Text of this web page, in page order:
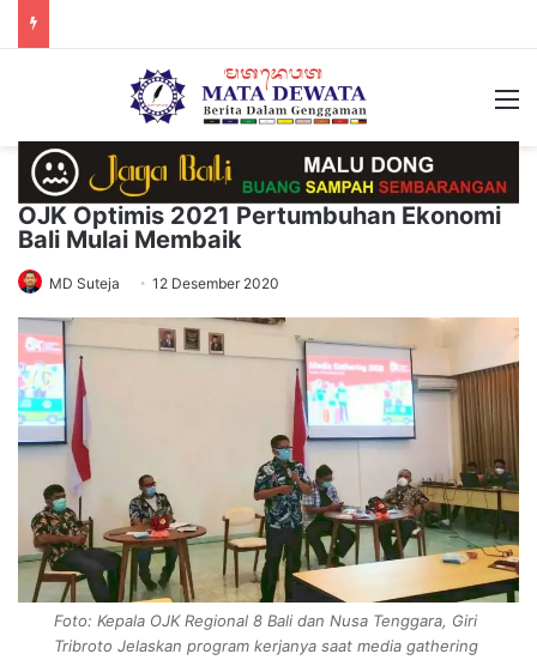
OJK Optimis 2021 Pertumbuhan Ekonomi
Bali Mulai Membaik
MD Suteja 12 Desember 2020
Foto: Kepala OJK Regional 8 Bali dan Nusa Tenggara, Giri
Tribroto Jelaskan program kerjanya saat media gathering